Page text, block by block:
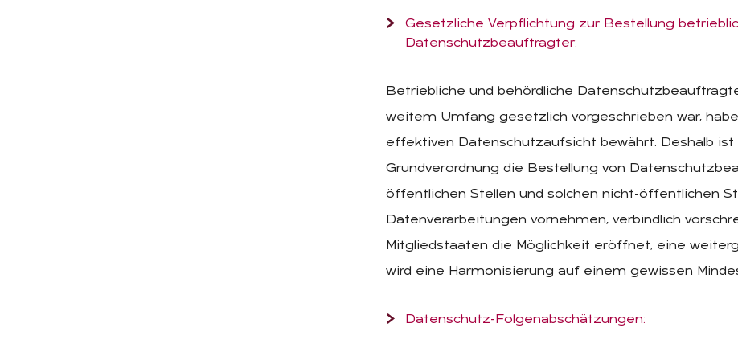
Gesetzliche Verpflichtung zur Bestellung
Datenschutzbeauftragter:
Betriebliche und behördliche
weitem Umfang gesetzlich vorgeschrieben war,
effektiven Datenschutzaufsicht bewährt. Deshalb
Grundverordnung die Bestellung von
öffentlichen Stellen und solchen nicht-öffentlichen
Datenverarbeitungen vornehmen, verbindlich
Mitgliedstaaten die Möglichkeit eröffnet, eine
wird eine Harmonisierung auf einem gewissen
Datenschutz-Folgenabschätzungen: